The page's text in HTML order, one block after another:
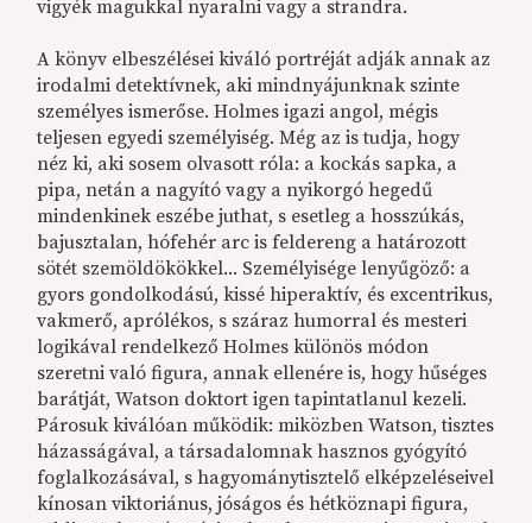
vigyék magukkal nyaralni vagy a strandra.
A könyv elbeszélései kiváló portréját adják annak az
irodalmi detektívnek, aki mindnyájunknak szinte
személyes ismerőse. Holmes igazi angol, mégis
teljesen egyedi személyiség. Még az is tudja, hogy
néz ki, aki sosem olvasott róla: a kockás sapka, a
pipa, netán a nagyító vagy a nyikorgó hegedű
mindenkinek eszébe juthat, s esetleg a hosszúkás,
bajusztalan, hófehér arc is feldereng a határozott
sötét szemöldökökkel... Személyisége lenyűgöző: a
gyors gondolkodású, kissé hiperaktív, és excentrikus,
vakmerő, aprólékos, s száraz humorral és mesteri
logikával rendelkező Holmes különös módon
szeretni való figura, annak ellenére is, hogy hűséges
barátját, Watson doktort igen tapintatlanul kezeli.
Párosuk kiválóan működik: miközben Watson, tisztes
házasságával, a társadalomnak hasznos gyógyító
foglalkozásával, s hagyománytisztelő elképzeléseivel
kínosan viktoriánus, jóságos és hétköznapi figura,